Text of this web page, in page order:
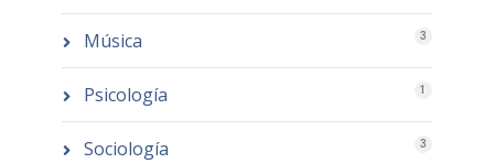
Música 3
Psicología 1
Sociología 3